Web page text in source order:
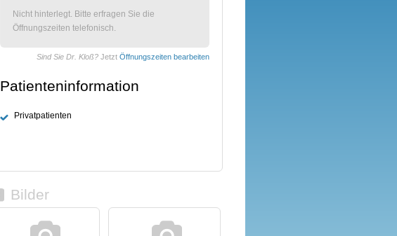
Nicht hinterlegt. Bitte erfragen Sie die
Öffnungszeiten telefonisch.
Sind Sie Dr. Kloß? Jetzt Öffnungszeiten bearbeiten
Patienteninformation
Privatpatienten
Bilder